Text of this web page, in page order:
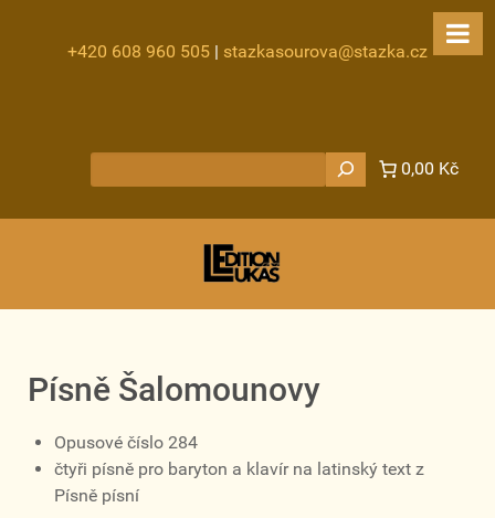
+420 608 960 505 | stazkasourova@stazka.cz
0,00 Kč
Písně Šalomounovy
Opusové číslo 284
čtyři písně pro baryton a klavír na latinský text z
Písně písní